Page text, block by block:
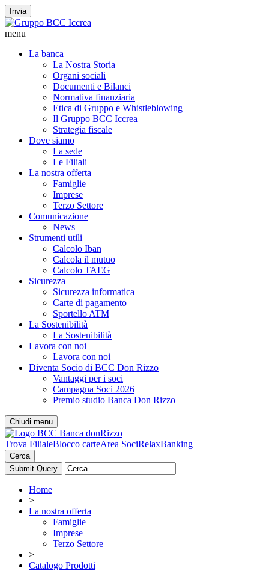
Invia
menu
La banca
La Nostra Storia
Organi sociali
Documenti e Bilanci
Normativa finanziaria
Etica di Gruppo e Whistleblowing
Il Gruppo BCC Iccrea
Strategia fiscale
Dove siamo
La sede
Le Filiali
La nostra offerta
Famiglie
Imprese
Terzo Settore
Comunicazione
News
Strumenti utili
Calcolo Iban
Calcola il mutuo
Calcolo TAEG
Sicurezza
Sicurezza informatica
Carte di pagamento
Sportello ATM
La Sostenibilità
La Sostenibilità
Lavora con noi
Lavora con noi
Diventa Socio di BCC Don Rizzo
Vantaggi per i soci
Campagna Soci 2026
Premio studio Banca Don Rizzo
Chiudi menu
Trova FilialeBlocco carteArea SociRelaxBanking
Cerca
Home
>
La nostra offerta
Famiglie
Imprese
Terzo Settore
>
Catalogo Prodotti